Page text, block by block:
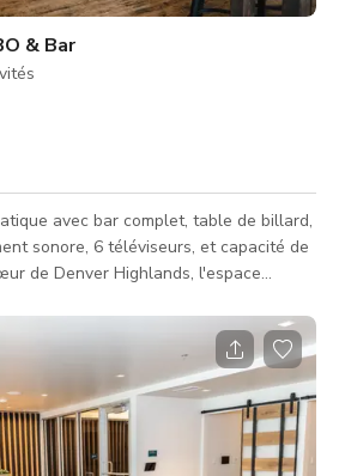
& Bar
avec bar complet, table de billard,
sonore, 6 téléviseurs, et capacité de
de Denver Highlands, l'espace